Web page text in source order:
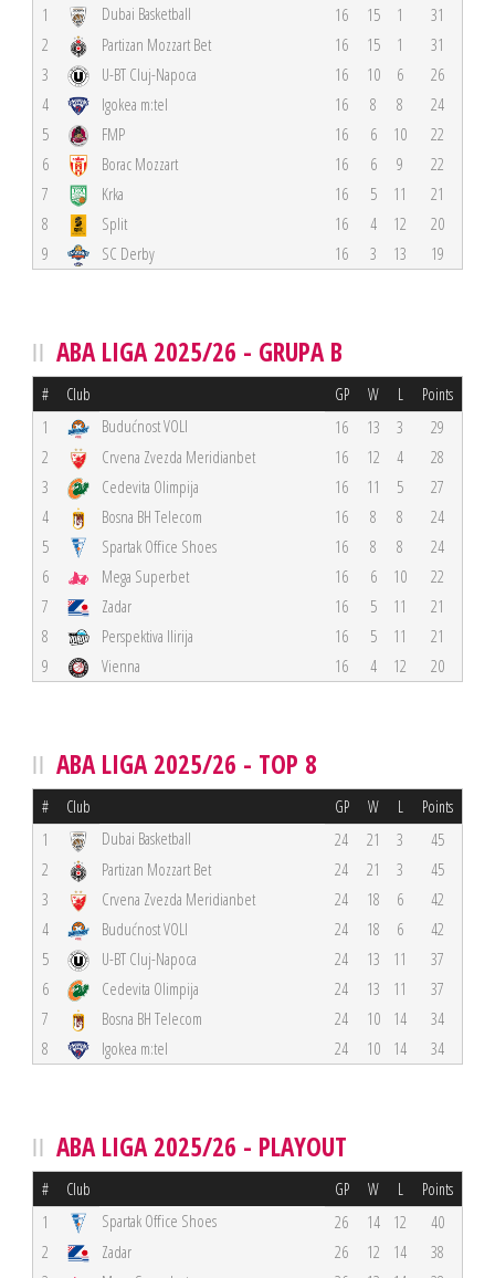
1 Dubai Basketball 16 15 1
31
2
Partizan Mozzart Bet 16 15 1
31
3
U-BT Cluj-Napoca 16 10 6
26
4
Igokea m:tel 16 8 8
24
5
FMP 16 6 10
22
6
Borac Mozzart 16 6 9
22
7
Krka 16 5 11
21
8
Split 16 4 12
20
9
SC Derby 16 3 13 19
ABA LIGA 2025/26 - GRUPA B
# Club GP W L Points
1 Budućnost VOLI 16 13 3
29
2
Crvena Zvezda Meridianbet 16 12 4
28
3
Cedevita Olimpija 16 11 5
27
4
Bosna BH Telecom 16 8 8
24
5
Spartak Office Shoes 16 8 8
24
6
Mega Superbet 16 6 10
22
7
Zadar 16 5 11
21
8
Perspektiva Ilirija 16 5 11
21
9
Vienna 16 4 12 20
ABA LIGA 2025/26 - TOP 8
# Club GP W L Points
1 Dubai Basketball 24 21 3
45
2
Partizan Mozzart Bet 24 21 3
45
3
Crvena Zvezda Meridianbet 24 18 6
42
4
Budućnost VOLI 24 18 6
42
5
U-BT Cluj-Napoca 24 13 11
37
6
Cedevita Olimpija 24 13 11
37
7
Bosna BH Telecom 24 10 14
34
8
Igokea m:tel 24 10 14 34
ABA LIGA 2025/26 - PLAYOUT
# Club GP W L Points
1 Spartak Office Shoes 26 14 12
40
2
Zadar 26 12 14
38